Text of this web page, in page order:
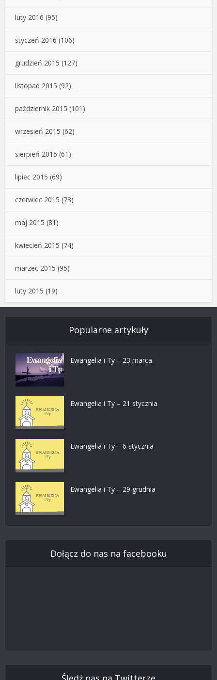
luty 2016 (95)
styczeń 2016 (106)
grudzień 2015 (127)
listopad 2015 (92)
październik 2015 (101)
wrzesień 2015 (62)
sierpień 2015 (61)
lipiec 2015 (69)
czerwiec 2015 (73)
maj 2015 (81)
kwiecień 2015 (74)
marzec 2015 (95)
luty 2015 (19)
Popularne artykuły
Ewangelia i Ty – 23 marca
Ewangelia i Ty – 21 stycznia
Ewangelia i Ty – 6 stycznia
Ewangelia i Ty – 29 grudnia
Dołącz do nas na facebooku